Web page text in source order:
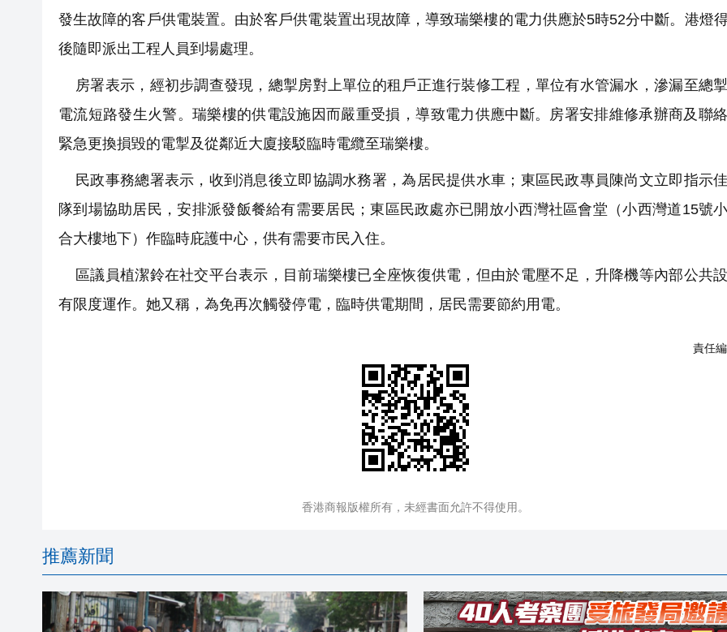
發生故障的客戶供電裝置。由於客戶供電裝置出現故障，導致瑞樂樓的電力供應於5時52分中斷。港燈
後隨即派出工程人員到場處理。
房署表示，經初步調查發現，總掣房對上單位的租戶正進行裝修工程，單位有水管漏水，滲漏至總
電流短路發生火警。瑞樂樓的供電設施因而嚴重受損，導致電力供應中斷。房署安排維修承辦商及聯
緊急更換損毀的電掣及從鄰近大廈接駁臨時電纜至瑞樂樓。
民政事務總署表示，收到消息後立即協調水務署，為居民提供水車；東區民政專員陳尚文立即指示
隊到場協助居民，安排派發飯餐給有需要居民；東區民政處亦已開放小西灣社區會堂（小西灣道15號
合大樓地下）作臨時庇護中心，供有需要市民入住。
區議員植潔鈴在社交平台表示，目前瑞樂樓已全座恢復供電，但由於電壓不足，升降機等內部公共
有限度運作。她又稱，為免再次觸發停電，臨時供電期間，居民需要節約用電。
責任
香港商報版權所有，未經書面允許不得使用。
推薦新聞